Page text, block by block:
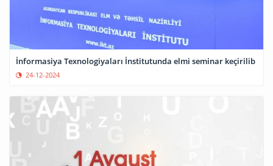
İnformasiya Texnologiyaları İnstitutunda elmi seminar keçirilib
24-12-2024